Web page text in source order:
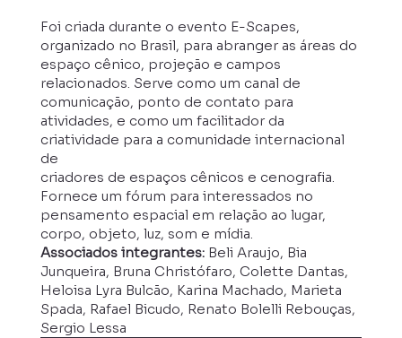
Foi criada durante o evento E-Scapes,
organizado no Brasil, para abranger as áreas do
espaço cênico, projeção e campos
relacionados. Serve como um canal de
comunicação, ponto de contato para
atividades, e como um facilitador da
criatividade para a comunidade internacional
de
criadores de espaços cênicos e cenografia.
Fornece um fórum para interessados no
pensamento espacial em relação ao lugar,
corpo, objeto, luz, som e mídia.
Associados integrantes:Beli Araujo, Bia
Junqueira, Bruna Christófaro, Colette Dantas,
Heloisa Lyra Bulcão, Karina Machado, Marieta
Spada, Rafael Bicudo, Renato Bolelli Rebouças,
Sergio Lessa